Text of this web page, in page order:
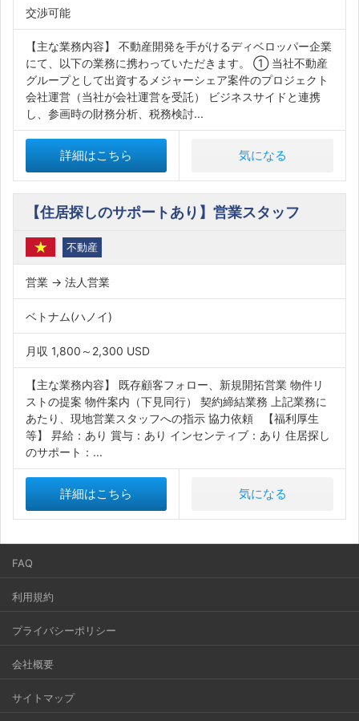
交渉可能
【主な業務内容】 不動産開発を手がけるディベロッパー企業
にて、以下の業務に携わっていただきます。 ① 当社不動産
グループとして出資するメジャーシェア案件のプロジェクト
会社運営（当社が会社運営を受託） ビジネスサイドと連携
し、参画時の財務分析、税務検討...
詳細はこちら 気になる
【住居探しのサポートあり】営業スタッフ
不動産
営業 → 法人営業
ベトナム(ハノイ)
月収 1,800～2,300 USD
【主な業務内容】 既存顧客フォロー、新規開拓営業 物件リ
ストの提案 物件案内（下見同行） 契約締結業務 上記業務に
あたり、現地営業スタッフへの指示 協力依頼 【福利厚生
等】 昇給：あり 賞与：あり インセンティブ：あり 住居探し
のサポート：...
詳細はこちら 気になる
FAQ
利用規約
プライバシーポリシー
会社概要
サイトマップ